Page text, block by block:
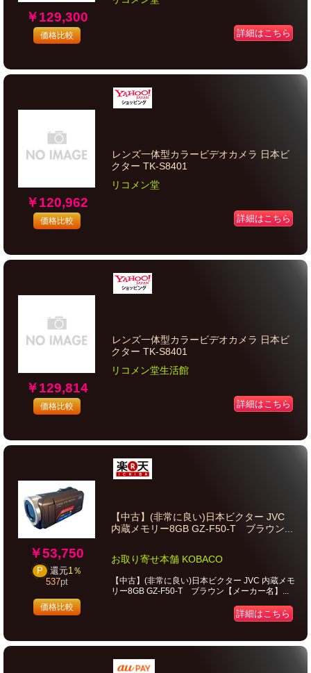
￥129,300
価格比較 詳細はこちら
￥120,962
価格比較
レンズ一体型カラービデオカメラ 日本ビ
クター TK-S8401
リコメン堂
詳細はこちら
￥129,814
価格比較
レンズ一体型カラービデオカメラ 日本ビ
クター TK-S8401
リコメン堂生活館
詳細はこちら
￥53,750
P 還元1％
537pt
価格比較
【中古】(非常に良い)日本ビクター JVC
内蔵メモリー8GB GZ-F50-T ブラウン...
お取り寄せ本舗 KOBACO
【中古】(非常に良い)日本ビクター JVC 内蔵メモ
リー8GB GZ-F50-T ブラウン【メーカー名】...
詳細はこちら